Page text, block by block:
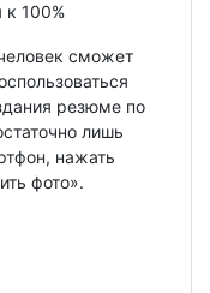
к 100%
сможет
резюме по
лишь
нажать
фото».